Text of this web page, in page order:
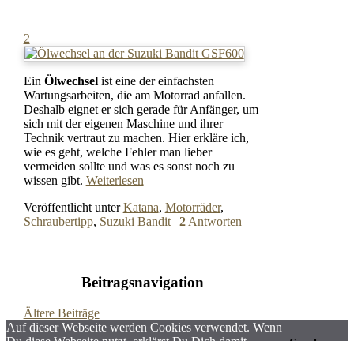
2
Ein Ölwechselist eine der einfachsten
Wartungsarbeiten, die am Motorrad anfallen.
Deshalb eignet er sich gerade für Anfänger, um
sich mit der eigenen Maschine und ihrer
Technik vertraut zu machen. Hier erkläre ich,
wie es geht, welche Fehler man lieber
vermeiden sollte und was es sonst noch zu
wissen gibt. Weiterlesen
Veröffentlicht unter Katana, Motorräder,
Schraubertipp, Suzuki Bandit | 2Antworten
Beitragsnavigation
Ältere Beiträge
Auf dieser Webseite werden Cookies verwendet. Wenn